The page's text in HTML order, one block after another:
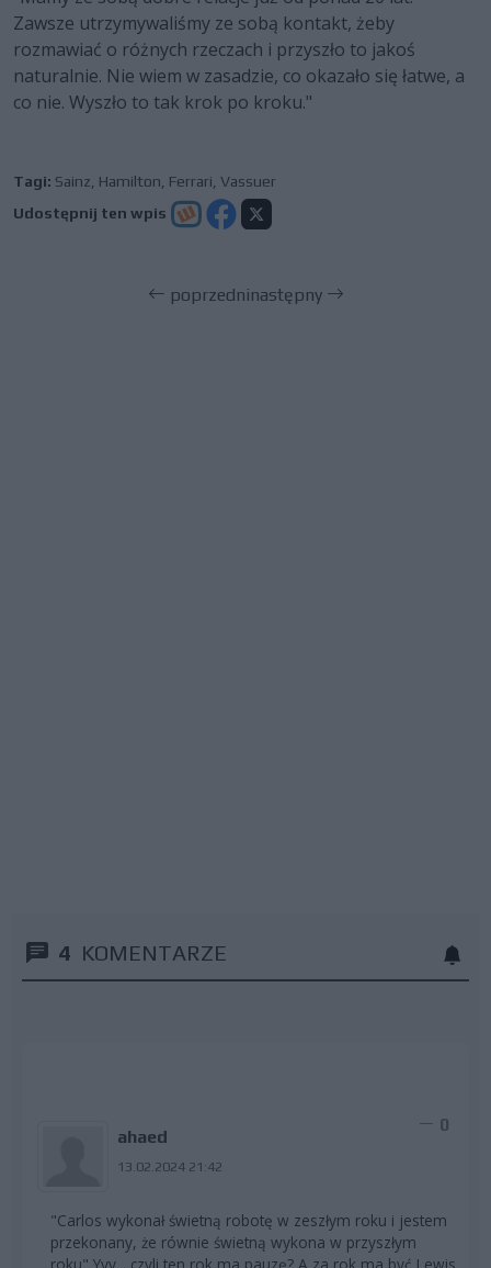
Zawsze utrzymywaliśmy ze sobą kontakt, żeby
rozmawiać o różnych rzeczach i przyszło to jakoś
naturalnie. Nie wiem w zasadzie, co okazało się łatwe, a
co nie. Wyszło to tak krok po kroku."
Tagi: Sainz Hamilton Ferrari Vassuer
Udostępnij ten wpis
poprzedninastępny
4 KOMENTARZE
ahaed
13.02.2024 21:42
0
"Carlos wykonał świetną robotę w zeszłym roku i jestem
przekonany, że równie świetną wykona w przyszłym